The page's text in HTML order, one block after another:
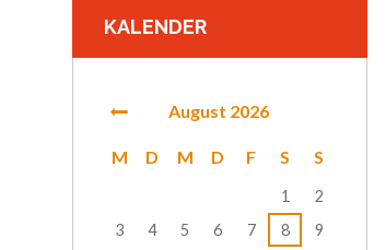
KALENDER
August 2026
M D M D F S S
1
2
3
4 5 6 7 8
9